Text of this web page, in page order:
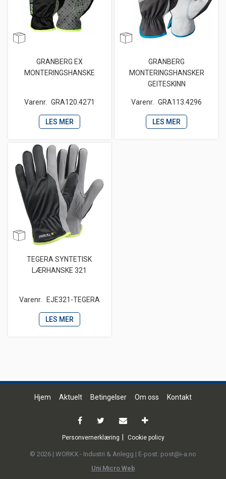
GRANBERG EX
MONTERINGSHANSKE
Varenr. GRA120.4271
LES MER
GRANBERG
MONTERINGSHANSKER
GEITESKINN
Varenr. GRA113.4296
LES MER
TEGERA SYNTETISK
LÆRHANSKE 321
Varenr. EJE321-TEGERA
LES MER
Hjem Aktuelt Betingelser Om oss Kontakt
Personvernerklæring Cookie policy
© 2026 | WORKX - Industri & Anlegg | E-post: post@i-a.no
Uni Micro Web